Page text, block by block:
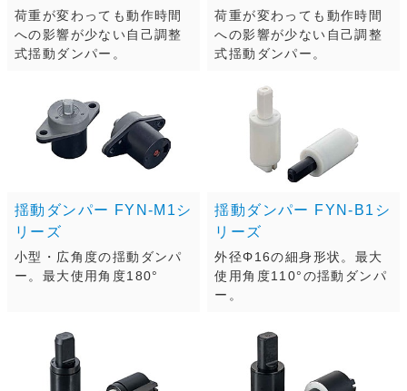
荷重が変わっても動作時間
への影響が少ない自己調整
式揺動ダンパー。
荷重が変わっても動作時間
への影響が少ない自己調整
式揺動ダンパー。
揺動ダンパー FYN-M1シ
リーズ
小型・広角度の揺動ダンパ
ー。最大使用角度180°
揺動ダンパー FYN-B1シ
リーズ
外径Φ16の細身形状。最大
使用角度110°の揺動ダンパ
ー。